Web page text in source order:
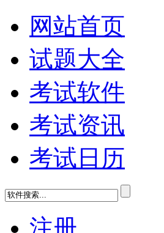
网站首页
试题大全
考试软件
考试资讯
考试日历
注册